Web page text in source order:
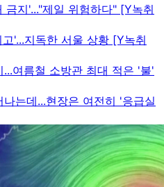
지'..."제일 위험하다" [Y녹취
'...지독한 서울 상황 [Y녹취
여름철 소방관 최대 적은 '불'
는데...현장은 여전히 '응급실